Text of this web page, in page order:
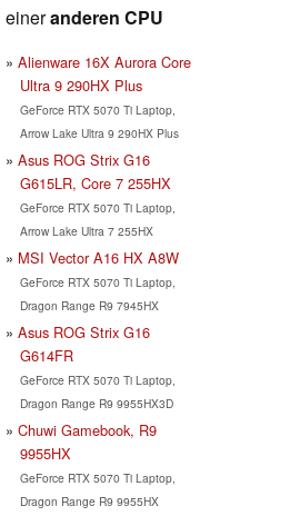
eineranderen CPU
Alienware 16X Aurora Core
Ultra 9 290HX Plus
GeForce RTX 5070 Ti Laptop,
Arrow Lake Ultra 9 290HX Plus
Asus ROG Strix G16
G615LR, Core 7 255HX
GeForce RTX 5070 Ti Laptop,
Arrow Lake Ultra 7 255HX
MSI Vector A16 HX A8W
GeForce RTX 5070 Ti Laptop,
Dragon Range R9 7945HX
Asus ROG Strix G16
G614FR
GeForce RTX 5070 Ti Laptop,
Dragon Range R9 9955HX3D
Chuwi Gamebook, R9
9955HX
GeForce RTX 5070 Ti Laptop,
Dragon Range R9 9955HX